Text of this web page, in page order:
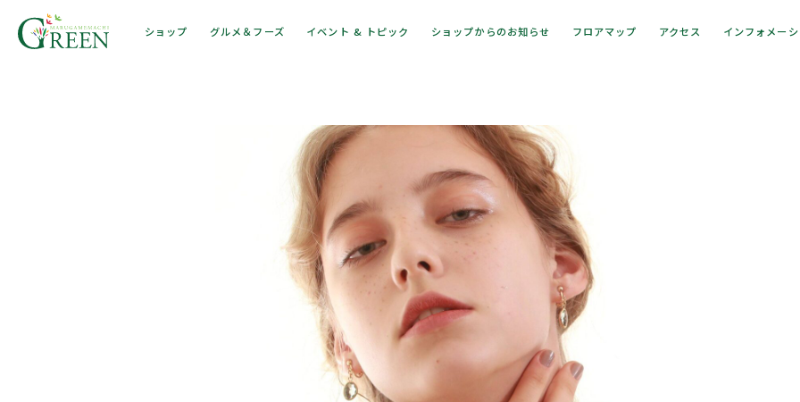
ショップ グルメ＆フーズ イベント & トピック ショップからのお知らせ フロアマップ アクセス インフォメー